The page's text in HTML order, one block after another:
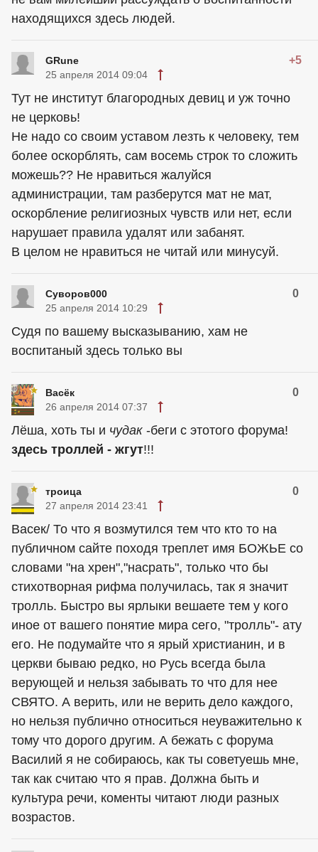
находящихся здесь людей.
GRune +5
25 апреля 2014 09:04
Тут не институт благородных девиц и уж точно
не церковь!
Не надо со своим уставом лезть к человеку, тем
более оскорблять, сам восемь строк то сложить
можешь?? Не нравиться жалуйся
администрации, там разберутся мат не мат,
оскорбление религиозных чувств или нет, если
нарушает правила удалят или забанят.
В целом не нравиться не читай или минусуй.
Суворов000 0
25 апреля 2014 10:29
Судя по вашему высказыванию, хам не
воспитаный здесь только вы
Васёк 0
26 апреля 2014 07:37
Лёша, хоть ты и чудак -беги с этотого форума!
здесь троллей - жгут!!!
троица 0
27 апреля 2014 23:41
Васек/ То что я возмутился тем что кто то на
публичном сайте походя треплет имя БОЖЬЕ со
словами "на хрен","насрать", только что бы
стихотворная рифма получилась, так я значит
тролль. Быстро вы ярлыки вешаете тем у кого
иное от вашего понятие мира сего, "тролль"- ату
его. Не подумайте что я ярый христианин, и в
церкви бываю редко, но Русь всегда была
верующей и нельзя забывать то что для нее
СВЯТО. А верить, или не верить дело каждого,
но нельзя публично относиться неуважительно к
тому что дорого другим. А бежать с форума
Василий я не собираюсь, как ты советуешь мне,
так как считаю что я прав. Должна быть и
культура речи, коменты читают люди разных
возрастов.